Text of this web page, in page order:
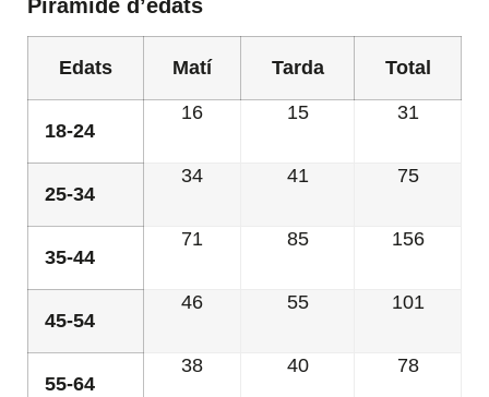
Piràmide d’edats
Edats Matí Tarda Total
18-24
16 15 31
25-34
34 41 75
35-44
71 85 156
45-54
46 55 101
55-64
38 40 78